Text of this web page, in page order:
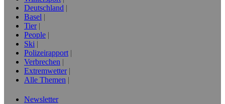
Deutschland
Basel
Tier
People
Ski
Polizeirapport
Verbrechen
Extremwetter
Alle Themen
Newsletter